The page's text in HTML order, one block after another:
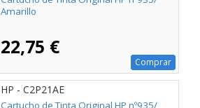
Amarillo
22,75 €
Comprar
HP - C2P21AE
Cartucho de Tinta Original HP nº935/